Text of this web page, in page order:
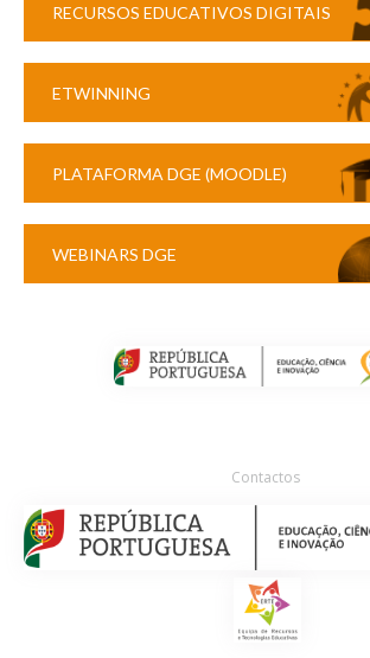
RECURSOS EDUCATIVOS DIGITAIS
ETWINNING
PLATAFORMA DGE (MOODLE)
WEBINARS DGE
Contactos